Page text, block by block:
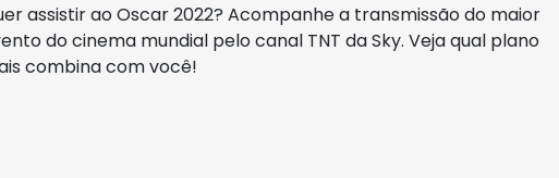
assistir ao Oscar 2022? Acompanhe a transmissão do maior
do cinema mundial pelo canal TNT da Sky. Veja qual plano
combina com você!